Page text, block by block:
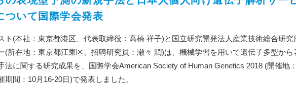
ついて国際学会発表
ト(本社：東京都港区、代表取締役：高橋 祥子)と国立研究開発法人産業技術総合研究
(所在地：東京都江東区、招聘研究員：瀬々 潤)は、機械学習を用いて遺伝子多型から
法に関する研究成果を、国際学会American Society of Human Genetics 2018 (開催地：
期間：10月16-20日)で発表しました。